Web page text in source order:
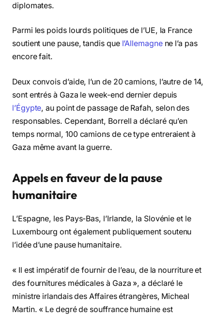
diplomates.
Parmi les poids lourds politiques de l’UE, la France
soutient une pause, tandis que l’Allemagne ne l’a pas
encore fait.
Deux convois d’aide, l’un de 20 camions, l’autre de 14,
sont entrés à Gaza le week-end dernier depuis
l’Égypte, au point de passage de Rafah, selon des
responsables. Cependant, Borrell a déclaré qu’en
temps normal, 100 camions de ce type entreraient à
Gaza même avant la guerre.
Appels en faveur de la pause
humanitaire
L’Espagne, les Pays-Bas, l’Irlande, la Slovénie et le
Luxembourg ont également publiquement soutenu
l’idée d’une pause humanitaire.
« Il est impératif de fournir de l’eau, de la nourriture et
des fournitures médicales à Gaza », a déclaré le
ministre irlandais des Affaires étrangères, Micheal
Martin. « Le degré de souffrance humaine est